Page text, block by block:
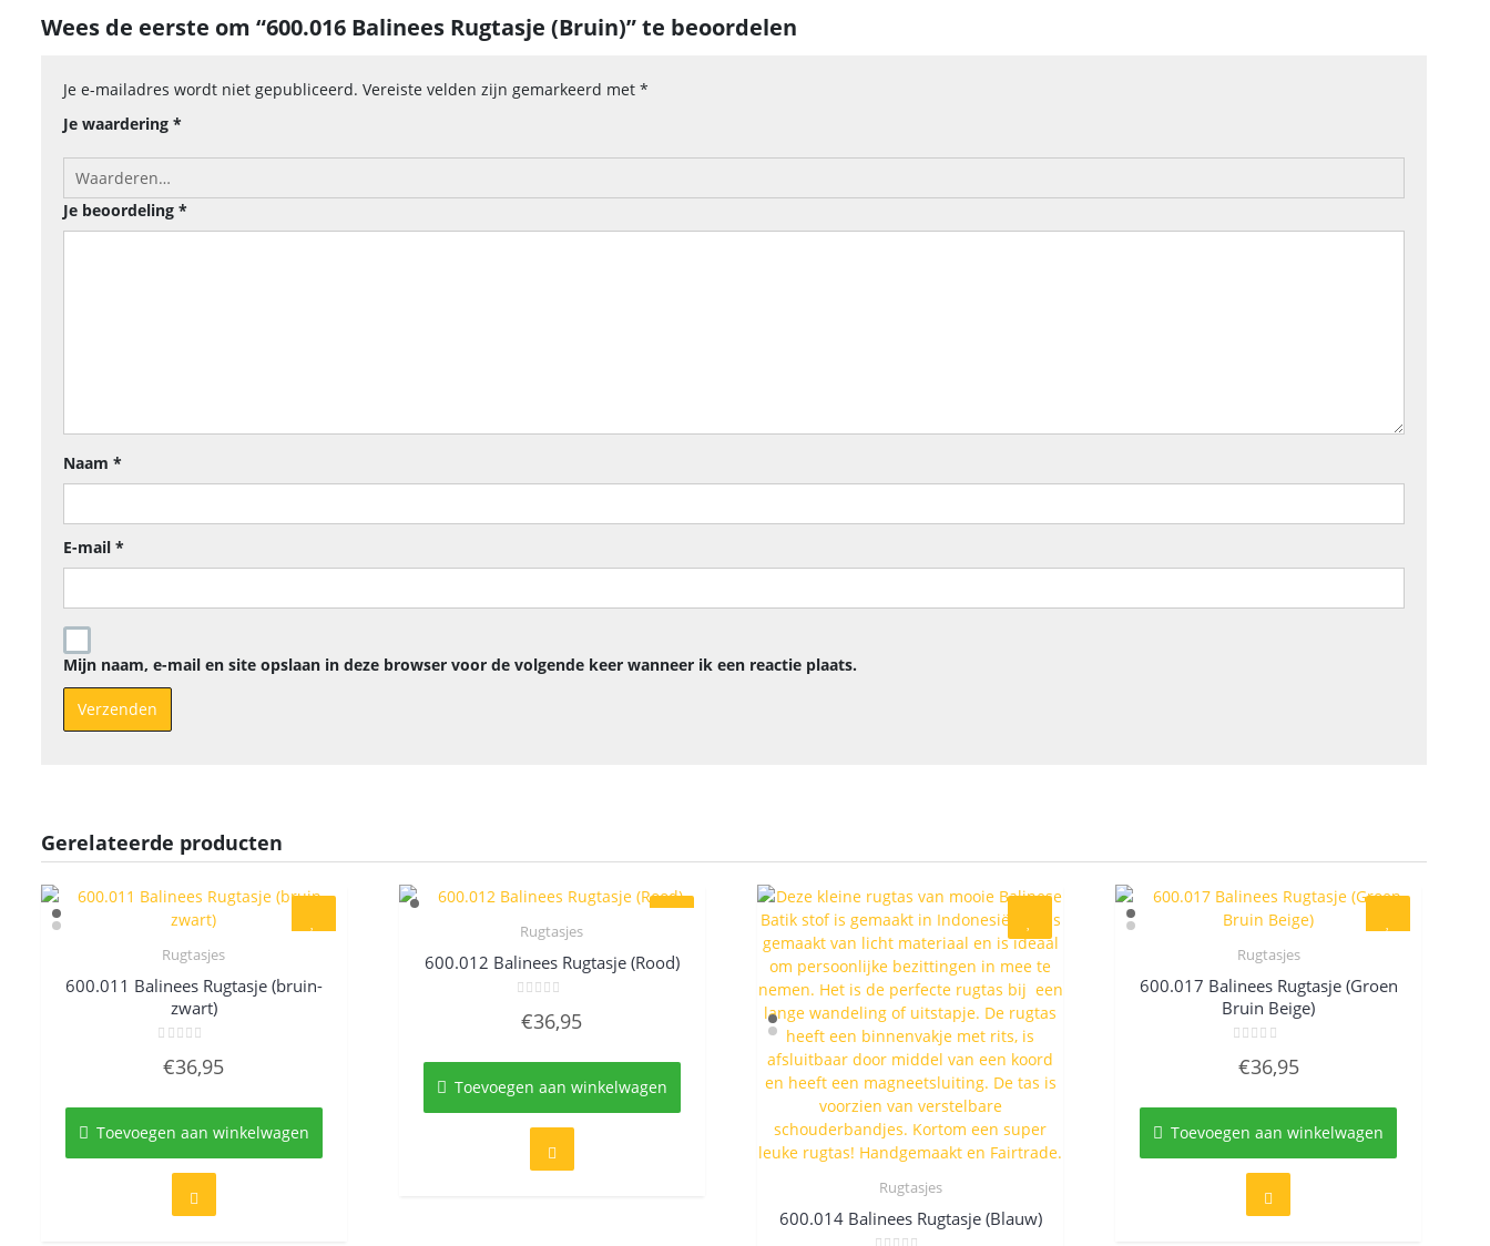
Wees de eerste om “600.016 Balinees Rugtasje (Bruin)” te beoordelen
Je e-mailadres wordt niet gepubliceerd. Vereiste velden zijn gemarkeerd met *
Je waardering *
Je beoordeling *
Naam *
E-mail *
Mijn naam, e-mail en site opslaan in deze browser voor de volgende keer wanneer ik een reactie plaats.
Gerelateerde producten
Rugtasjes
600.011 Balinees Rugtasje (bruin-
zwart)
0€36,95
Toevoegen aan winkelwagen
Rugtasjes
600.012 Balinees Rugtasje (Rood)
0€36,95
Toevoegen aan winkelwagen
Rugtasjes
600.014 Balinees Rugtasje (Blauw)
Rugtasjes
600.017 Balinees Rugtasje (Groen
Bruin Beige)
0€36,95
Toevoegen aan winkelwagen